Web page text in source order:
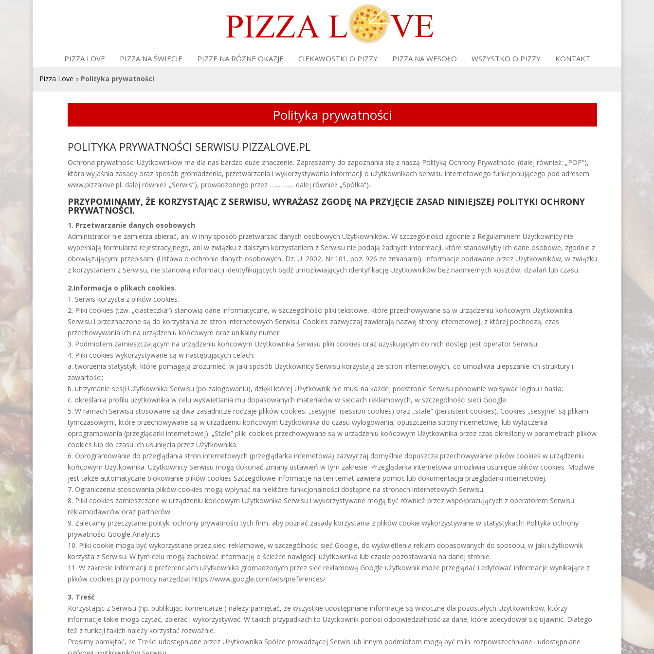
PIZZA LOVE PIZZA NA ŚWIECIE PIZZE NA RÓŻNE OKAZJE CIEKAWOSTKI O PIZZY PIZZA NA WESOŁO WSZYSTKO O PIZZY KONTAKT
Pizza Love » Polityka prywatności
Polityka prywatności
POLITYKA PRYWATNOŚCI SERWISU PIZZALOVE.PL
Ochrona prywatności Użytkowników ma dla nas bardzo duże znaczenie. Zapraszamy do zapoznania się z naszą Polityką Ochrony Prywatności (dalej również: „POP”),
która wyjaśnia zasady oraz sposób gromadzenia, przetwarzania i wykorzystywania informacji o użytkownikach serwisu internetowego funkcjonującego pod adresem
www.pizzalove.pl, dalej również „Serwis”), prowadzonego przez ………….. dalej również „Spółka”).
PRZYPOMINAMY, ŻE KORZYSTAJĄC Z SERWISU, WYRAŻASZ ZGODĘ NA PRZYJĘCIE ZASAD NINIEJSZEJ POLITYKI OCHRONY
PRYWATNOŚCI.
1. Przetwarzanie danych osobowych
Administrator nie zamierza zbierać, ani w inny sposób przetwarzać danych osobowych Użytkowników. W szczególności zgodnie z Regulaminem Użytkownicy nie
wypełniają formularza rejestracyjnego, ani w związku z dalszym korzystaniem z Serwisu nie podają żadnych informacji, które stanowiłyby ich dane osobowe, zgodnie z
obowiązującymi przepisami (Ustawa o ochronie danych osobowych, Dz. U. 2002, Nr 101, poz. 926 ze zmianami). Informacje podawane przez Użytkowników, w związku
z korzystaniem z Serwisu, nie stanowią informacji identyfikujących bądź umożliwiających identyfikację Użytkowników bez nadmiernych kosztów, działań lub czasu.
2.Informacja o plikach cookies.
1. Serwis korzysta z plików cookies.
2. Pliki cookies (tzw. „ciasteczka”) stanowią dane informatyczne, w szczególności pliki tekstowe, które przechowywane są w urządzeniu końcowym Użytkownika
Serwisu i przeznaczone są do korzystania ze stron internetowych Serwisu. Cookies zazwyczaj zawierają nazwę strony internetowej, z której pochodzą, czas
przechowywania ich na urządzeniu końcowym oraz unikalny numer.
3. Podmiotem zamieszczającym na urządzeniu końcowym Użytkownika Serwisu pliki cookies oraz uzyskującym do nich dostęp jest operator Serwisu.
4. Pliki cookies wykorzystywane są w następujących celach:
a. tworzenia statystyk, które pomagają zrozumieć, w jaki sposób Użytkownicy Serwisu korzystają ze stron internetowych, co umożliwia ulepszanie ich struktury i
zawartości;
b. utrzymanie sesji Użytkownika Serwisu (po zalogowaniu), dzięki której Użytkownik nie musi na każdej podstronie Serwisu ponownie wpisywać loginu i hasła;
c. określania profilu użytkownika w celu wyświetlania mu dopasowanych materiałów w sieciach reklamowych, w szczególności sieci Google.
5. W ramach Serwisu stosowane są dwa zasadnicze rodzaje plików cookies: „sesyjne” (session cookies) oraz „stałe” (persistent cookies). Cookies „sesyjne” są plikami
tymczasowymi, które przechowywane są w urządzeniu końcowym Użytkownika do czasu wylogowania, opuszczenia strony internetowej lub wyłączenia
oprogramowania (przeglądarki internetowej). „Stałe” pliki cookies przechowywane są w urządzeniu końcowym Użytkownika przez czas określony w parametrach plików
cookies lub do czasu ich usunięcia przez Użytkownika.
6. Oprogramowanie do przeglądania stron internetowych (przeglądarka internetowa) zazwyczaj domyślnie dopuszcza przechowywanie plików cookies w urządzeniu
końcowym Użytkownika. Użytkownicy Serwisu mogą dokonać zmiany ustawień w tym zakresie. Przeglądarka internetowa umożliwia usunięcie plików cookies. Możliwe
jest także automatyczne blokowanie plików cookies Szczegółowe informacje na ten temat zawiera pomoc lub dokumentacja przeglądarki internetowej.
7. Ograniczenia stosowania plików cookies mogą wpłynąć na niektóre funkcjonalności dostępne na stronach internetowych Serwisu.
8. Pliki cookies zamieszczane w urządzeniu końcowym Użytkownika Serwisu i wykorzystywane mogą być również przez współpracujących z operatorem Serwisu
reklamodawców oraz partnerów.
9. Zalecamy przeczytanie polityki ochrony prywatności tych firm, aby poznać zasady korzystania z plików cookie wykorzystywane w statystykach: Polityka ochrony
prywatności Google Analytics
10. Pliki cookie mogą być wykorzystane przez sieci reklamowe, w szczególności sieć Google, do wyświetlenia reklam dopasowanych do sposobu, w jaki użytkownik
korzysta z Serwisu. W tym celu mogą zachować informację o ścieżce nawigacji użytkownika lub czasie pozostawania na danej stronie.
11. W zakresie informacji o preferencjach użytkownika gromadzonych przez sieć reklamową Google użytkownik może przeglądać i edytować informacje wynikające z
plików cookies przy pomocy narzędzia: https://www.google.com/ads/preferences/
3. Treść
Korzystając z Serwisu (np. publikując komentarze ) należy pamiętać, że wszystkie udostępniane informacje są widoczne dla pozostałych Użytkowników, którzy
informacje takie mogą czytać, zbierać i wykorzystywać. W takich przypadkach to Użytkownik ponosi odpowiedzialność za dane, które zdecydował się ujawnić. Dlatego
też z funkcji takich należy korzystać rozważnie.
Prosimy pamiętać, że Treści udostępniane przez Użytkownika Spółce prowadzącej Serwis lub innym podmiotom mogą być m.in. rozpowszechniane i udostępniane